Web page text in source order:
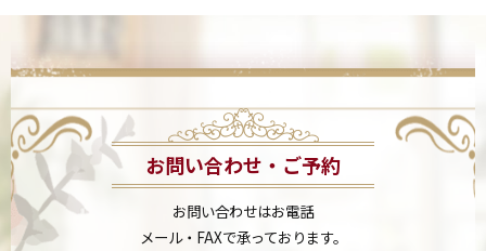
お問い合わせ・ご予約
お問い合わせはお電話
メール・FAXで承っております。